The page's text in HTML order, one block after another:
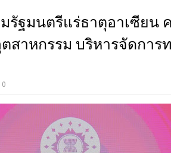
ฐมนตรีแร่ธาตุอาเซียน ค
าหกรรม บริหารจัดการ
0